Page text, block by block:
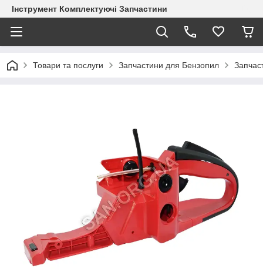
Інструмент Комплектуючі Запчастини
Товари та послуги Запчастини для Бензопил